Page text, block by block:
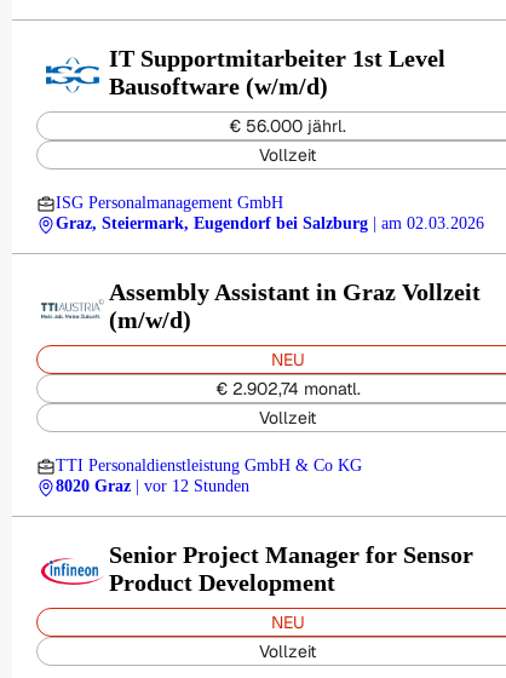
IT Supportmitarbeiter 1st Level
Bausoftware (w/m/d)
€ 56.000 jährl.
Vollzeit
ISG Personalmanagement GmbH
Graz, Steiermark, Eugendorf bei Salzburg
| am 02.03.2026
Assembly Assistant in Graz Vollzeit
(m/w/d)
NEU
€ 2.902,74 monatl.
Vollzeit
TTI Personaldienstleistung GmbH & Co KG
8020 Graz
| vor 12 Stunden
Senior Project Manager for Sensor
Product Development
NEU
Vollzeit